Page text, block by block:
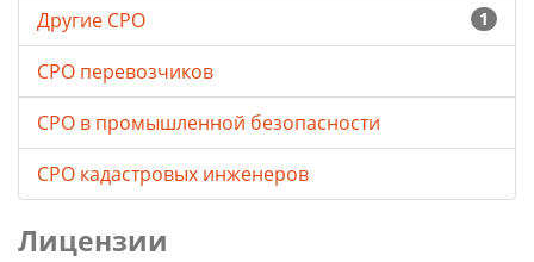
1
Другие СРО
СРО перевозчиков
СРО в промышленной безопасности
СРО кадастровых инженеров
Лицензии